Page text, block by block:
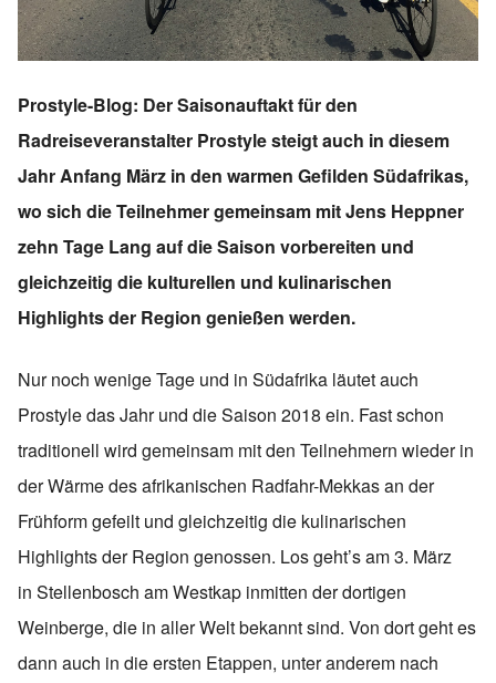
Prostyle-Blog: Der Saisonauftakt für den
Radreiseveranstalter Prostyle steigt auch in diesem
Jahr Anfang März in den warmen Gefilden Südafrikas,
wo sich die Teilnehmer gemeinsam mit Jens Heppner
zehn Tage Lang auf die Saison vorbereiten und
gleichzeitig die kulturellen und kulinarischen
Highlights der Region genießen werden.
Nur noch wenige Tage und in Südafrika läutet auch
Prostyle das Jahr und die Saison 2018 ein. Fast schon
traditionell wird gemeinsam mit den Teilnehmern wieder in
der Wärme des afrikanischen Radfahr-Mekkas an der
Frühform gefeilt und gleichzeitig die kulinarischen
Highlights der Region genossen. Los geht’s am 3. März
in Stellenbosch am Westkap inmitten der dortigen
Weinberge, die in aller Welt bekannt sind. Von dort geht es
dann auch in die ersten Etappen, unter anderem nach